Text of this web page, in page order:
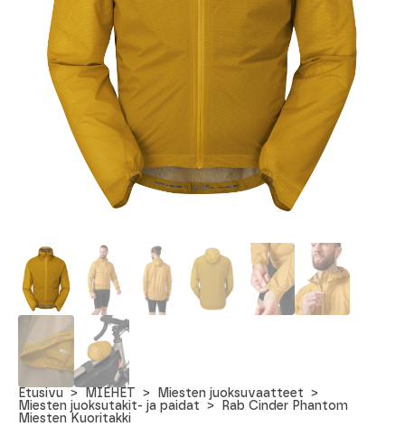
Etusivu MIEHET
Miesten juoksuvaatteet
Miesten juoksutakit- ja paidat
Rab Cinder Phantom
Miesten Kuoritakki